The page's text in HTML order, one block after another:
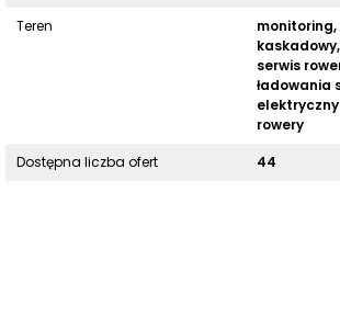
Teren
serwis
ładowania
rowery
Dostępna liczba ofert
44